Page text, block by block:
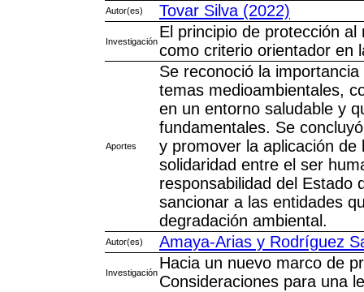
Autor(es) Tovar Silva (2022)
Investigación
El principio de protección
como criterio orientador en
Aportes
Se reconoció la
temas medioambientales,
en un entorno saludable y
fundamentales. Se
y promover la aplicación
solidaridad entre el ser
responsabilidad del Estado
sancionar a las entidades
degradación ambiental.
Autor(es) Amaya-Arias y Rodríguez
Investigación
Hacia un nuevo marco de
Consideraciones para una